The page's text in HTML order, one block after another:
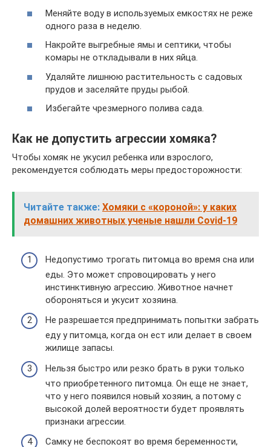
Меняйте воду в используемых емкостях не реже
одного раза в неделю.
Накройте выгребные ямы и септики, чтобы
комары не откладывали в них яйца.
Удаляйте лишнюю растительность с садовых
прудов и заселяйте пруды рыбой.
Избегайте чрезмерного полива сада.
Как не допустить агрессии хомяка?
Чтобы хомяк не укусил ребенка или взрослого,
рекомендуется соблюдать меры предосторожности:
Читайте также: Хомяки с «короной»: у каких
домашних животных ученые нашли Covid-19
Недопустимо трогать питомца во время сна или
еды. Это может спровоцировать у него
инстинктивную агрессию. Животное начнет
обороняться и укусит хозяина.
Не разрешается предпринимать попытки забрать
еду у питомца, когда он ест или делает в своем
жилище запасы.
Нельзя быстро или резко брать в руки только
что приобретенного питомца. Он еще не знает,
что у него появился новый хозяин, а потому с
высокой долей вероятности будет проявлять
признаки агрессии.
Самку не беспокоят во время беременности,